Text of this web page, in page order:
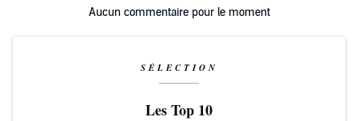
Aucun commentaire pour le moment
SÉLECTION
Les Top 10